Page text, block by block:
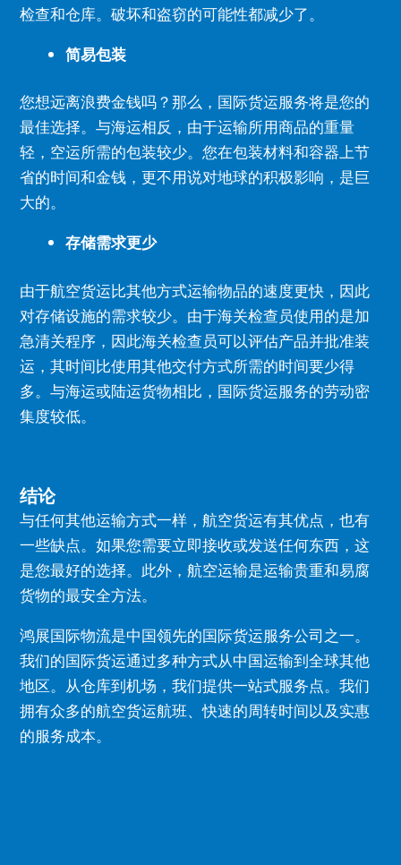
检查和仓库。破坏和盗窃的可能性都减少了。
简易包装
您想远离浪费金钱吗？那么，国际货运服务将是您的
最佳选择。与海运相反，由于运输所用商品的重量
轻，空运所需的包装较少。您在包装材料和容器上节
省的时间和金钱，更不用说对地球的积极影响，是巨
大的。
存储需求更少
由于航空货运比其他方式运输物品的速度更快，因此
对存储设施的需求较少。 由于海关检查员使用的是加
急清关程序，因此海关检查员可以评估产品并批准装
运，其时间比使用其他交付方式所需的时间要少得
多。与海运或陆运货物相比，国际货运服务的劳动密
集度较低。
结论
与任何其他运输方式一样，航空货运有其优点，也有
一些缺点。如果您需要立即接收或发送任何东西，这
是您最好的选择。 此外，航空运输是运输贵重和易腐
货物的最安全方法。
鸿展国际物流是中国领先的国际货运服务公司之一。
我们的国际货运通过多种方式从中国运输到全球其他
地区。 从仓库到机场，我们提供一站式服务点。我们
拥有众多的航空货运航班、快速的周转时间以及实惠
的服务成本。